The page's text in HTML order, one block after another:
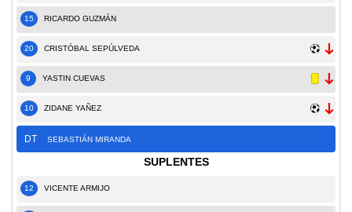
15 RICARDO GUZMÁN
20 CRISTÓBAL SEPÚLVEDA
9 YASTIN CUEVAS
10 ZIDANE YAÑEZ
DT SEBASTIÁN MIRANDA
SUPLENTES
12 VICENTE ARMIJO